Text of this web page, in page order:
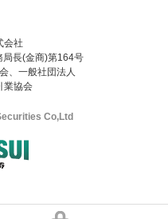
会社
局長(金商)第164号
、一般社団法人
業協会
Co,Ltd
トへようこそ
本サイトの推奨環境外のた
の機能です。
つでもお気に入りのコンテ
す。
ださい。